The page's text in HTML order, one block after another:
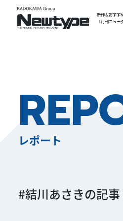
新作＆おすす
「月刊ニュ
レポート
#結川あさきの記事